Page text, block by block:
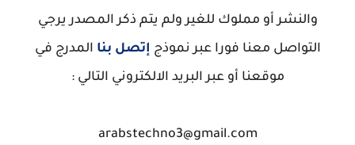
والنشر أو مملوك للغير ولم يتم ذكر المصدر يرجي
التواصل معنا فورا عبر نموذج إتصل بنا المدرج في
موقعنا أو عبر البريد الالكتروني التالي :
arabstechno3@gmail.com